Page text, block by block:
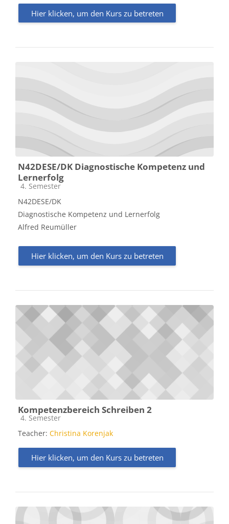
Hier klicken, um den Kurs zu betreten
N42DESE/DK Diagnostische Kompetenz und
Lernerfolg
Kursbereich
4. Semester
N42DESE/DK
Diagnostische Kompetenz und Lernerfolg
Alfred Reumüller
Hier klicken, um den Kurs zu betreten
Kompetenzbereich Schreiben 2
Kursbereich
4. Semester
Teacher: Christina Korenjak
Hier klicken, um den Kurs zu betreten